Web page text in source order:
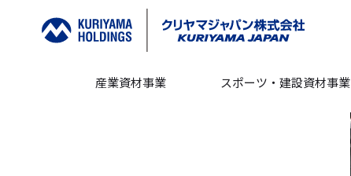
産業資材事業 スポーツ・建設資材事業